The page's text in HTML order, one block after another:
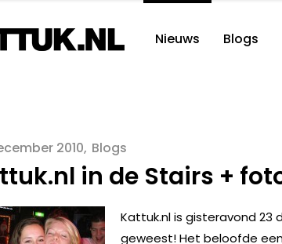
Nieuws Blogs
2010 Blogs
in de Stairs +
Kattuk.nl is gisteravond 23
geweest! Het beloofde